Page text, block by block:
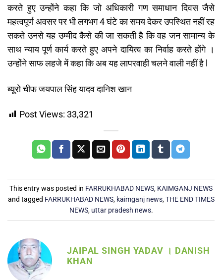
करते हुए उन्होंने कहा कि जो अधिकारी गण समाधान दिवस जैसे
महत्वपूर्ण अवसर पर भी लगभग 4 घंटे का समय देकर उपस्थित नहीं रह
सकते उनसे यह उम्मीद कैसे की जा सकती है कि वह जन सामान्य के
साथ न्याय पूर्ण कार्य करते हुए अपने दायित्व का निर्वाह करते होंगे ।
उन्होंने साफ लहजे में कहा कि अब यह लापरवाही चलने वाली नहीं है l
ब्यूरो चीफ जयपाल सिंह यादव दानिश खान
Post Views: 33,321
This entry was posted in FARRUKHABAD NEWS, KAIMGANJ NEWS
and tagged FARRUKHABAD NEWS, kaimganj news,THE END TIMES
NEWS, uttar pradesh news.
JAIPAL SINGH YADAV । DANISH
KHAN